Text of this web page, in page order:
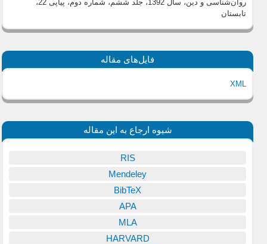
روان‌شناسی و دین، سال 1392، جلد ششم، شماره دوم، پیاپی 22،
تابستان
فایل‌های مقاله
XML
شیوه ارجاع به این مقاله
RIS
Mendeley
BibTeX
APA
MLA
HARVARD